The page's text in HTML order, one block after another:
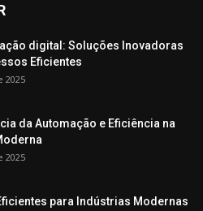
digital: Soluções Inovadoras
Eficientes
2025
da Automação e Eficiência na
2025
para Indústrias Modernas